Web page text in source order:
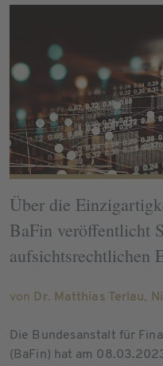
Über die
BaFin veröffentlicht
aufsichtsrechtlichen
von Dr. Matthias Terlau,
Die Bundesanstalt für
(BaFin) hat am